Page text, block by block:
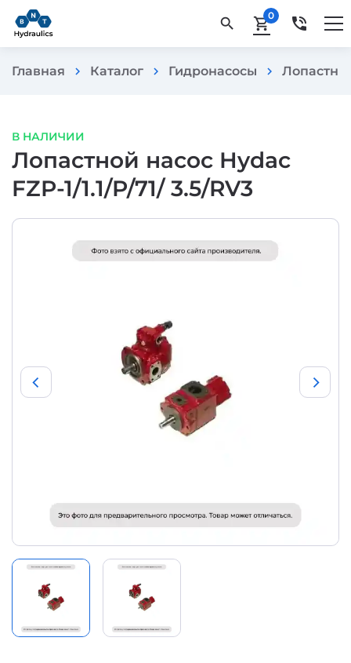
search shopping_cart0 phone_in_talk
Главная chevron_right Каталог chevron_right Гидронасосы chevron_right
В НАЛИЧИИ
Лопастной насос Hydac
FZP-1/1.1/P/71/ 3.5/RV3